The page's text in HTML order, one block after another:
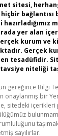
sitesi,
bağlantısı
yer alan
kurum ve
Gerçek
tesadüfidir.
niteliği
gereğince Bilgi
onaylanmış bir
sitedeki
sayılırlar.